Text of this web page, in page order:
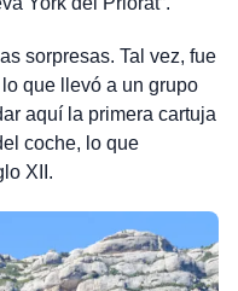
sorpresas. Tal vez, fue
que llevó a un grupo
aquí la primera cartuja
coche, lo que
XII.